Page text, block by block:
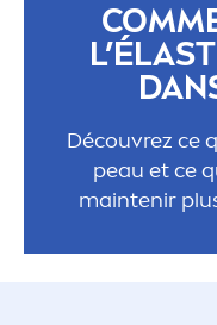
COM
Découvrez ce
peau et ce
maintenir